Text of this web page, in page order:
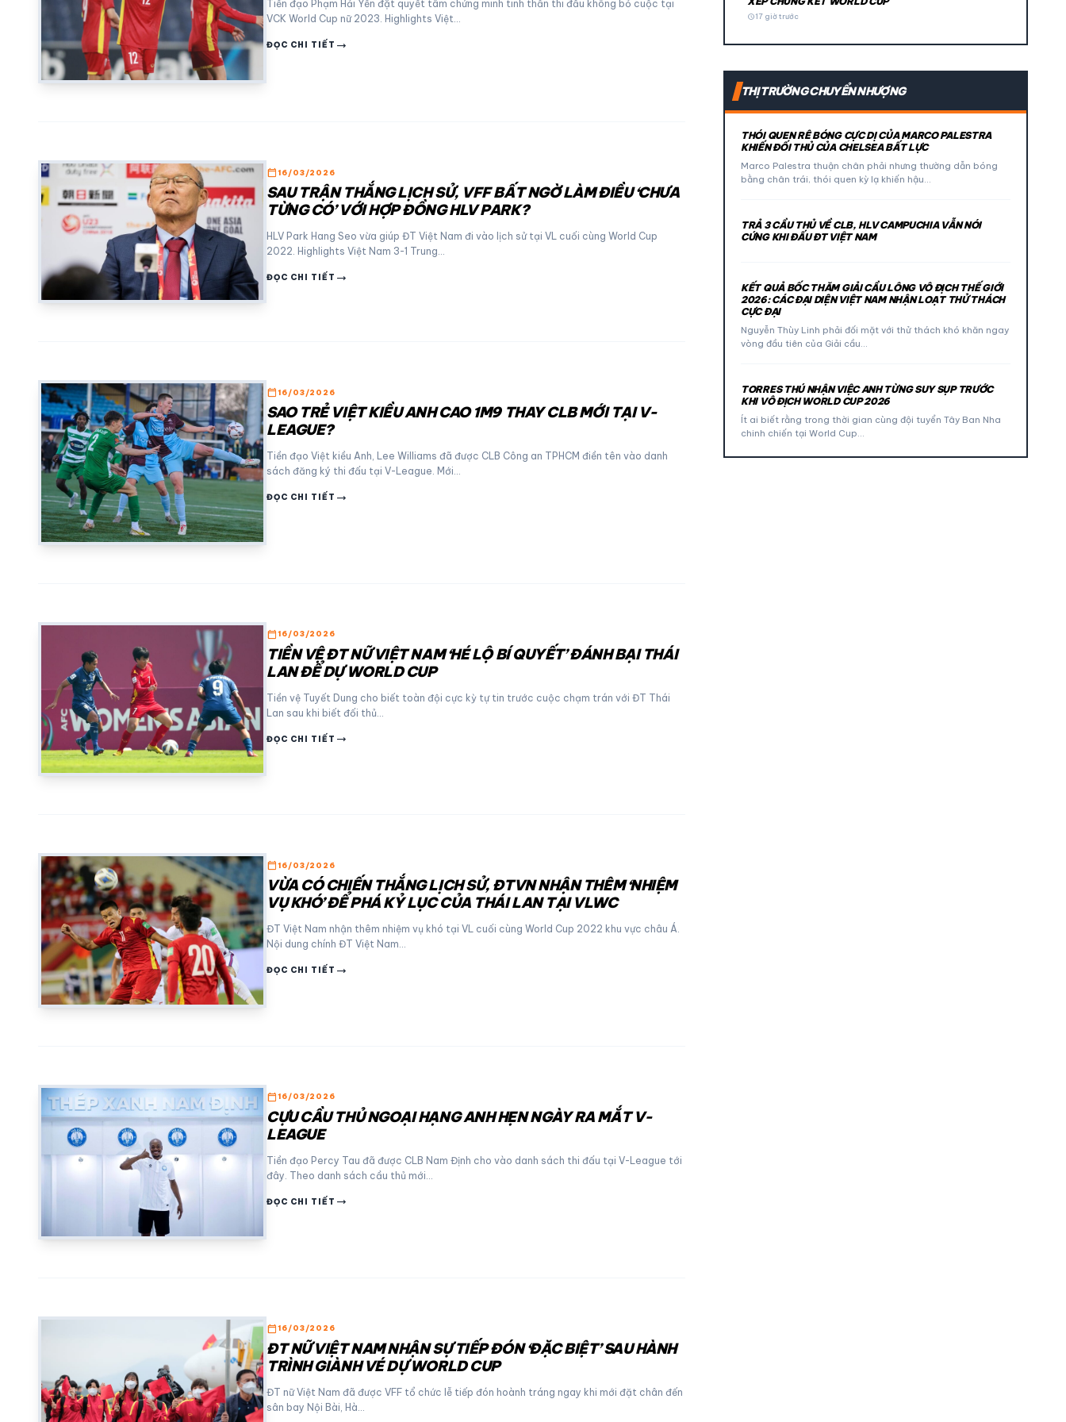
Tiền đạo Phạm Hải Yến đặt quyết tâm chứng minh tinh thần thi đấu không bỏ cuộc tại
VCK World Cup nữ 2023. Highlights Việt…
ĐỌC CHI TIẾT trending_flat
calendar_today16/03/2026
SAU TRẬN THẮNG LỊCH SỬ, VFF BẤT NGỜ LÀM ĐIỀU ‘CHƯA
TỪNG CÓ’ VỚI HỢP ĐỒNG HLV PARK?
HLV Park Hang Seo vừa giúp ĐT Việt Nam đi vào lịch sử tại VL cuối cùng World Cup
2022. Highlights Việt Nam 3-1 Trung…
ĐỌC CHI TIẾT trending_flat
calendar_today16/03/2026
SAO TRẺ VIỆT KIỀU ANH CAO 1M9 THAY CLB MỚI TẠI V-
LEAGUE?
Tiền đạo Việt kiều Anh, Lee Williams đã được CLB Công an TPHCM điền tên vào danh
sách đăng ký thi đấu tại V-League. Mới…
ĐỌC CHI TIẾT trending_flat
calendar_today16/03/2026
TIỀN VỆ ĐT NỮ VIỆT NAM ‘HÉ LỘ BÍ QUYẾT’ ĐÁNH BẠI THÁI
LAN ĐỂ DỰ WORLD CUP
Tiền vệ Tuyết Dung cho biết toàn đội cực kỳ tự tin trước cuộc chạm trán với ĐT Thái
Lan sau khi biết đối thủ…
ĐỌC CHI TIẾT trending_flat
calendar_today16/03/2026
VỪA CÓ CHIẾN THẮNG LỊCH SỬ, ĐTVN NHẬN THÊM ‘NHIỆM
VỤ KHÓ’ ĐỂ PHÁ KỶ LỤC CỦA THÁI LAN TẠI VLWC
ĐT Việt Nam nhận thêm nhiệm vụ khó tại VL cuối cùng World Cup 2022 khu vực châu Á.
Nội dung chính ĐT Việt Nam…
ĐỌC CHI TIẾT trending_flat
calendar_today16/03/2026
CỰU CẦU THỦ NGOẠI HẠNG ANH HẸN NGÀY RA MẮT V-
LEAGUE
Tiền đạo Percy Tau đã được CLB Nam Định cho vào danh sách thi đấu tại V-League tới
đây. Theo danh sách cầu thủ mới…
ĐỌC CHI TIẾT trending_flat
calendar_today16/03/2026
ĐT NỮ VIỆT NAM NHẬN SỰ TIẾP ĐÓN ‘ĐẶC BIỆT’ SAU HÀNH
TRÌNH GIÀNH VÉ DỰ WORLD CUP
ĐT nữ Việt Nam đã được VFF tổ chức lễ tiếp đón hoành tráng ngay khi mới đặt chân đến
sân bay Nội Bài, Hà…
schedule17 giờ trước
THỊ TRƯỜNG CHUYỂN NHƯỢNG
THÓI QUEN RÊ BÓNG CỰC DỊ CỦA MARCO PALESTRA
KHIẾN ĐỐI THỦ CỦA CHELSEA BẤT LỰC
Marco Palestra thuận chân phải nhưng thường dẫn bóng
bằng chân trái, thói quen kỳ lạ khiến hậu…
TRẢ 3 CẦU THỦ VỀ CLB, HLV CAMPUCHIA VẪN NÓI
CỨNG KHI ĐẤU ĐT VIỆT NAM
KẾT QUẢ BỐC THĂM GIẢI CẦU LÔNG VÔ ĐỊCH THẾ GIỚI
2026: CÁC ĐẠI DIỆN VIỆT NAM NHẬN LOẠT THỬ THÁCH
CỰC ĐẠI
Nguyễn Thùy Linh phải đối mặt với thử thách khó khăn ngay
vòng đầu tiên của Giải cầu…
TORRES THÚ NHẬN VIỆC ANH TỪNG SUY SỤP TRƯỚC
KHI VÔ ĐỊCH WORLD CUP 2026
Ít ai biết rằng trong thời gian cùng đội tuyển Tây Ban Nha
chinh chiến tại World Cup…